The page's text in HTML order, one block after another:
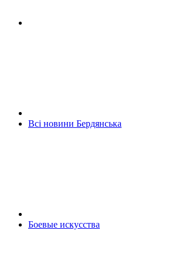
Всі новини Бердянська
Боевые искусства